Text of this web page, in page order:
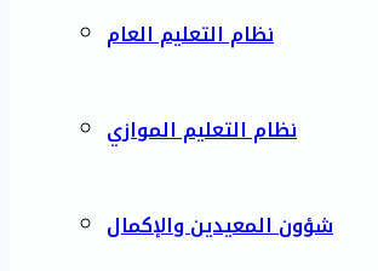
نظام التعليم العام
نظام التعليم الموازي
شؤون المعيدين والإكمال